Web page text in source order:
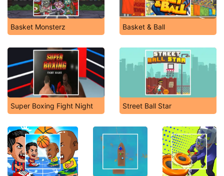
Basket Monsterz Basket & Ball
Super Boxing Fight Night Street Ball Star